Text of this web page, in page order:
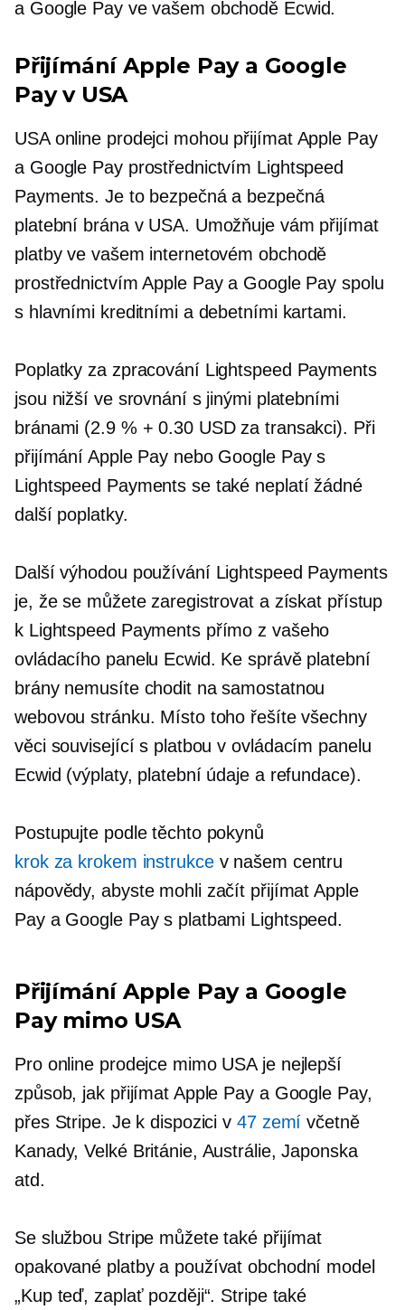
a Google Pay ve vašem obchodě Ecwid.
Přijímání Apple Pay a Google
Pay v USA
USAonline prodejci mohou přijímat Apple Pay
a Google Pay prostřednictvím Lightspeed
Payments. Je to bezpečná a bezpečná
platební brána v USA. Umožňuje vám přijímat
platby ve vašem internetovém obchodě
prostřednictvím Apple Pay a Google Pay spolu
s hlavními kreditními a debetními kartami.
Poplatky za zpracování Lightspeed Payments
jsou nižší ve srovnání s jinými platebními
bránami (2.9 % + 0.30 USD za transakci). Při
přijímání Apple Pay nebo Google Pay s
Lightspeed Payments se také neplatí žádné
další poplatky.
Další výhodou používání Lightspeed Payments
je, že se můžete zaregistrovat a získat přístup
k Lightspeed Payments přímo z vašeho
ovládacího panelu Ecwid. Ke správě platební
brány nemusíte chodit na samostatnou
webovou stránku. Místo toho řešíte všechny
věci související s platbou v ovládacím panelu
Ecwid (výplaty, platební údaje a refundace).
Postupujte podle těchto pokynů
krok za krokem instrukcev našem centru
nápovědy, abyste mohli začít přijímat Apple
Pay a Google Pay s platbami Lightspeed.
Přijímání Apple Pay a Google
Pay mimo USA
Pro online prodejce mimo USA je nejlepší
způsob, jak přijímat Apple Pay a Google Pay,
přes Stripe. Je k dispozici v 47 zemí včetně
Kanady, Velké Británie, Austrálie, Japonska
atd.
Se službou Stripe můžete také přijímat
opakované platby a používat obchodní model
„Kup teď, zaplať později“. Stripe také